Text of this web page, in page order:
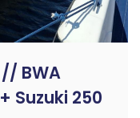
// BWA
Suzuki 250